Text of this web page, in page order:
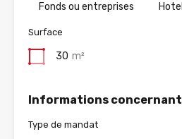
Fonds ou entreprises
Surface
30 m²
Informations
Type de mandat